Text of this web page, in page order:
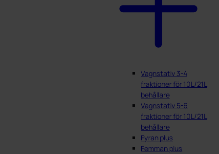
Vagnstativ 3-4
fraktioner för 10L/21L
behållare
Vagnstativ 5-6
fraktioner för 10L/21L
behållare
Fyran plus
Femman plus